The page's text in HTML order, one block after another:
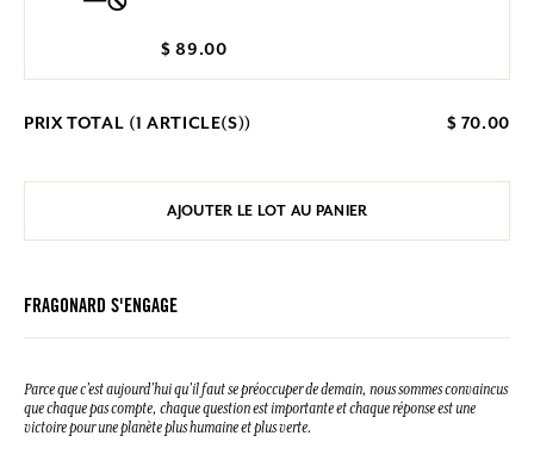
$ 89.00
PRIX TOTAL (1 ARTICLE(S)) $ 70.00
AJOUTER LE LOT AU PANIER
FRAGONARD S'ENGAGE
Parce que c’est aujourd’hui qu’il faut se préoccuper de demain, nous sommes convaincus
que chaque pas compte, chaque question est importante et chaque réponse est une
victoire pour une planète plus humaine et plus verte.